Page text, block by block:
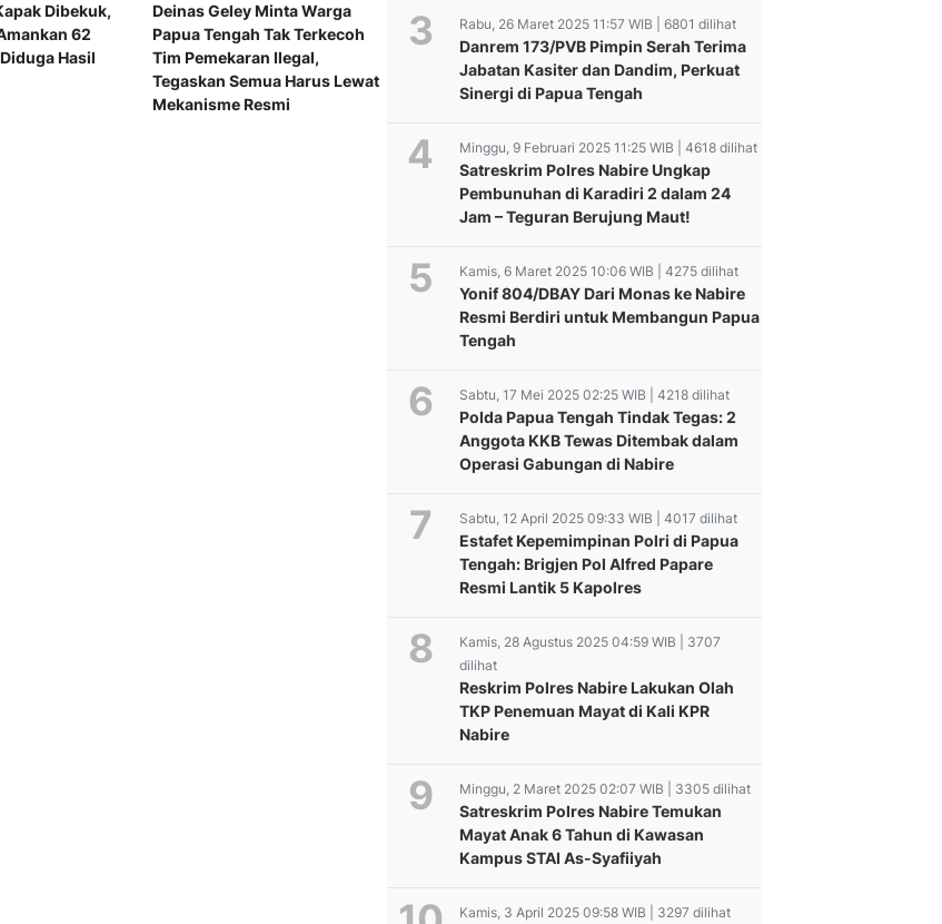
Dibekuk,
62
Hasil
Deinas Geley Minta Warga
Papua Tengah Tak Terkecoh
Tim Pemekaran Ilegal,
Tegaskan Semua Harus Lewat
Mekanisme Resmi
Rabu, 26 Maret 2025 11:57 WIB | 6801 dilihat
Danrem 173/PVB Pimpin Serah Terima
Jabatan Kasiter dan Dandim, Perkuat
Sinergi di Papua Tengah
Minggu, 9 Februari 2025 11:25 WIB | 4618 dilihat
Satreskrim Polres Nabire Ungkap
Pembunuhan di Karadiri 2 dalam 24
Jam – Teguran Berujung Maut!
Kamis, 6 Maret 2025 10:06 WIB | 4275 dilihat
Yonif 804/DBAY Dari Monas ke Nabire
Resmi Berdiri untuk Membangun Papua
Tengah
Sabtu, 17 Mei 2025 02:25 WIB | 4218 dilihat
Polda Papua Tengah Tindak Tegas: 2
Anggota KKB Tewas Ditembak dalam
Operasi Gabungan di Nabire
Sabtu, 12 April 2025 09:33 WIB | 4017 dilihat
Estafet Kepemimpinan Polri di Papua
Tengah: Brigjen Pol Alfred Papare
Resmi Lantik 5 Kapolres
Kamis, 28 Agustus 2025 04:59 WIB | 3707
dilihat
Reskrim Polres Nabire Lakukan Olah
TKP Penemuan Mayat di Kali KPR
Nabire
Minggu, 2 Maret 2025 02:07 WIB | 3305 dilihat
Satreskrim Polres Nabire Temukan
Mayat Anak 6 Tahun di Kawasan
Kampus STAI As-Syafiiyah
Kamis, 3 April 2025 09:58 WIB | 3297 dilihat